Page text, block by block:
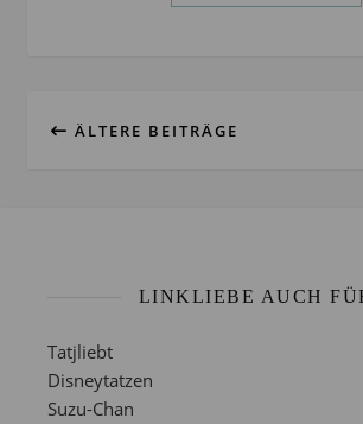
ÄLTERE BEITRÄGE
LINKLIEBE AUCH
Tatjliebt
Disneytatzen
Suzu-Chan